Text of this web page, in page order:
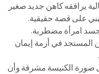
يرافقه كاهن جديد صغير
على قصة حقيقية.
امرأة مضطربة.
المستجد في أزمة إيمان
صورة الكنيسة مشرقة وأن